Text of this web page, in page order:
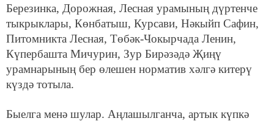
Березинка, Дорожная, Лесная урамының дүртенче
тыкрыклары, Көнбатыш, Курсави, Нәкыйп Сафин,
Питомникта Лесная, Төбәк-Чокырчада Ленин,
Күпербашта Мичурин, Зур Бирәзәдә Җиңү
урамнарының бер өлешен норматив хәлгә китерү
күздә тотыла.
Быелга менә шулар. Аңлашылганча, артык күпкә